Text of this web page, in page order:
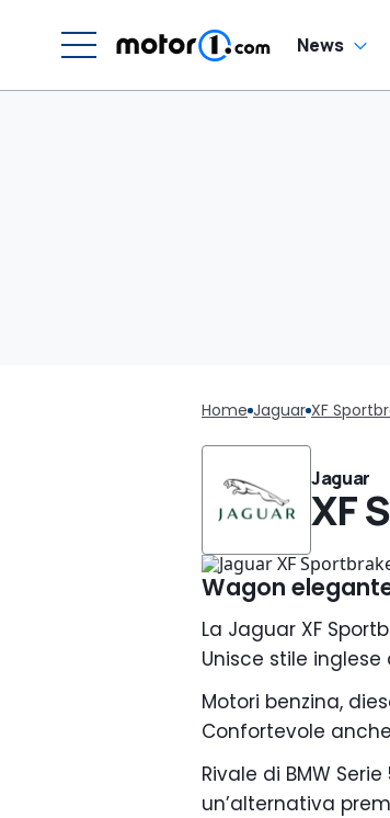
News
Home Jaguar XF
Jaguar
XF
Wagon
La Jaguar XF
Unisce stile
Motori benzina,
Confortevole
Rivale di BMW
un’alternativa